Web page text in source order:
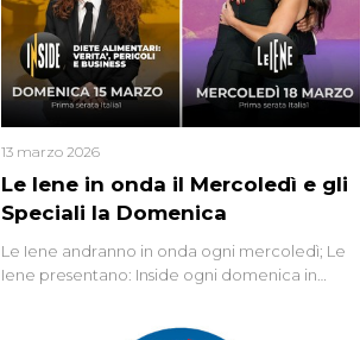
Le Iene in onda il Mercoledì e gli
Speciali la Domenica
13 marzo 2026
Le Iene andranno in onda ogni mercoledì; Le
Iene presentano: Inside ogni domenica in